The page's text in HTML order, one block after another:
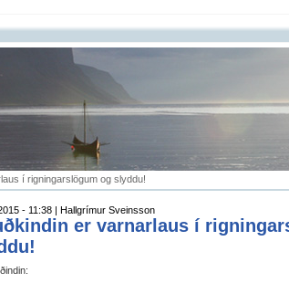
í rigningarslögum og slyddu!
- 11:38 | Hallgrímur Sveinsson
er varnarlaus í